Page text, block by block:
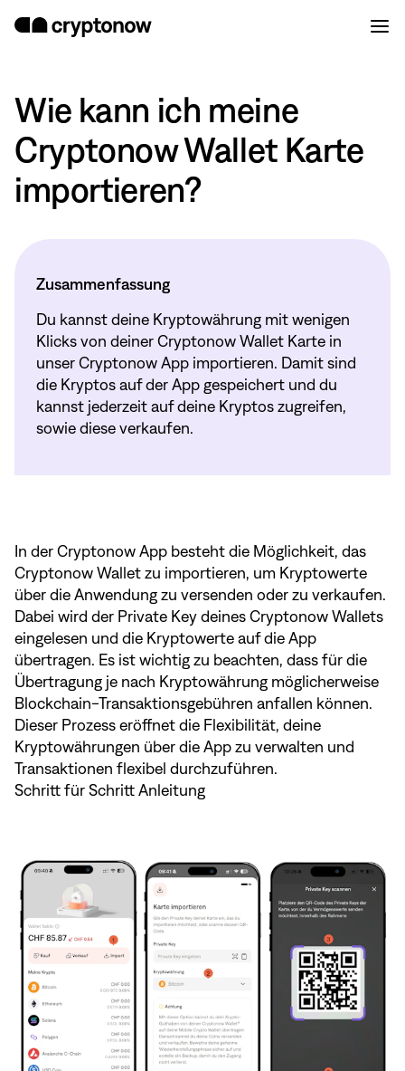
Wie kann ich meine
Cryptonow Wallet Karte
importieren?
Zusammenfassung
Du kannst deine Kryptowährung mit wenigen
Klicks von deiner Cryptonow Wallet Karte in
unser Cryptonow App importieren. Damit sind
die Kryptos auf der App gespeichert und du
kannst jederzeit auf deine Kryptos zugreifen,
sowie diese verkaufen.
In der Cryptonow App besteht die Möglichkeit, das
Cryptonow Wallet zu importieren, um Kryptowerte
über die Anwendung zu versenden oder zu verkaufen.
Dabei wird der Private Key deines Cryptonow Wallets
eingelesen und die Kryptowerte auf die App
übertragen. Es ist wichtig zu beachten, dass für die
Übertragung je nach Kryptowährung möglicherweise
Blockchain-Transaktionsgebühren anfallen können.
Dieser Prozess eröffnet die Flexibilität, deine
Kryptowährungen über die App zu verwalten und
Transaktionen flexibel durchzuführen.
Schritt für Schritt Anleitung